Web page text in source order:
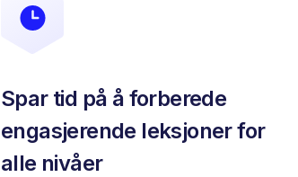
Spar tid på å forberede
engasjerende leksjoner for
alle nivåer